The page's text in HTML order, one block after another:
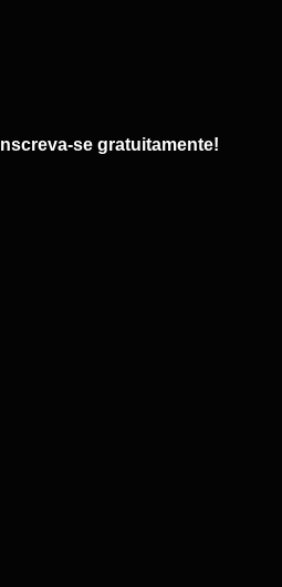
Inscreva-se gratuitamente!